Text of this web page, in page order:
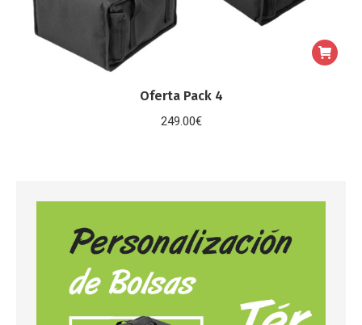
Oferta Pack 4
249.00€